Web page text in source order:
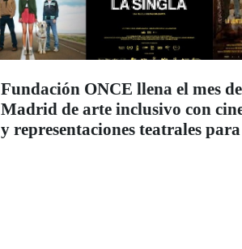
Fundación ONCE llena el mes
Madrid de arte inclusivo con
y representaciones teatrales